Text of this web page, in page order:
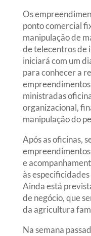
Os
ponto comercial
manipulação de
de telecentros de
iniciará com um
para conhecer a
ministradas
organizacional,
manipulação do
Após as oficinas,
e
às
Ainda está
de negócio, que
da agricultura
Na semana